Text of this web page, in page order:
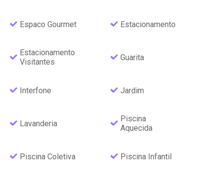
Espaco Gourmet Estacionamento
Estacionamento
Visitantes
Guarita
Interfone Jardim
Lavanderia
Piscina
Aquecida
Piscina Coletiva Piscina Infantil